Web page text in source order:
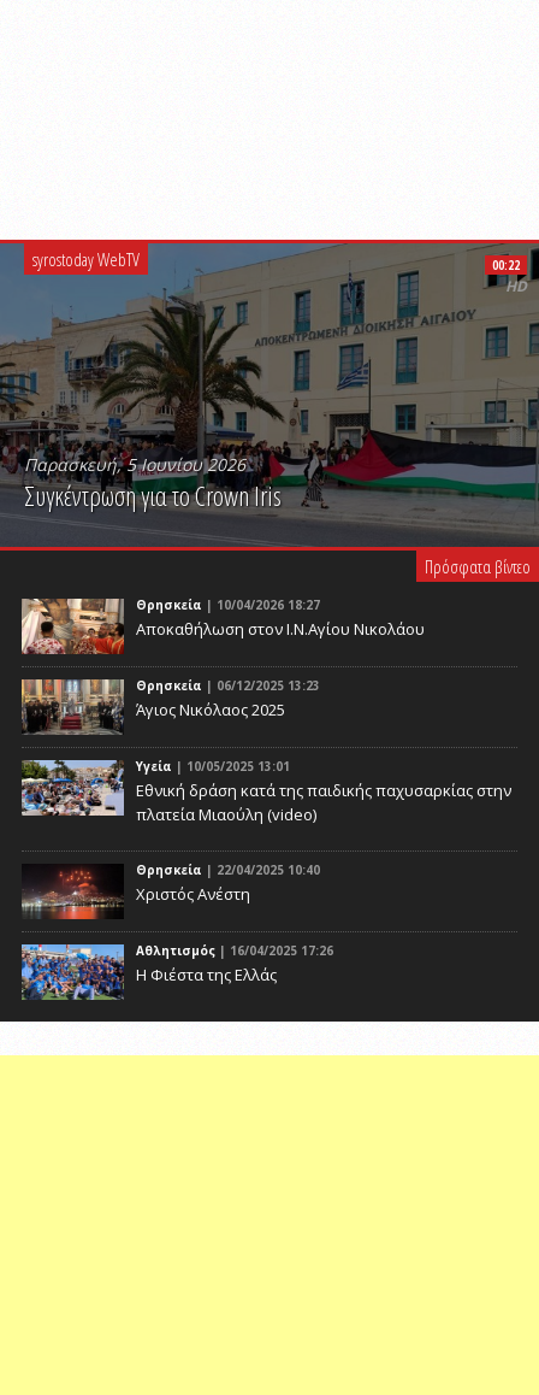
syrostoday WebTV
Παρασκευή, 5 Ιουνίου 2026
Συγκέντρωση για το Crown Iris
PLAY VIDEO
00:22
HD
Πρόσφατα βίντεο
Θρησκεία | 10/04/2026 18:27
Αποκαθήλωση στον Ι.Ν.Αγίου Νικολάου
Θρησκεία | 06/12/2025 13:23
Άγιος Νικόλαος 2025
Υγεία | 10/05/2025 13:01
Eθνική δράση κατά της παιδικής παχυσαρκίας στην
πλατεία Μιαούλη (video)
Θρησκεία | 22/04/2025 10:40
Χριστός Ανέστη
Αθλητισμός | 16/04/2025 17:26
Η Φιέστα της Ελλάς